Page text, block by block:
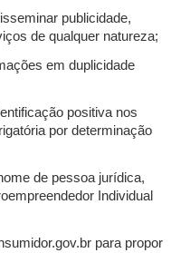
publicidade,
de qualquer natureza;
em duplicidade
positiva nos
por determinação
de pessoa jurídica,
Individual
para propor